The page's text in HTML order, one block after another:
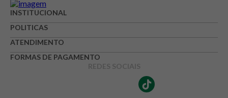
Avalie o produto de 1 até 5 estrelas
★★★☆☆
Seu nome
INSTITUCIONAL
POLITICAS
ATENDIMENTO
FORMAS DE PAGAMENTO
REDES SOCIAIS